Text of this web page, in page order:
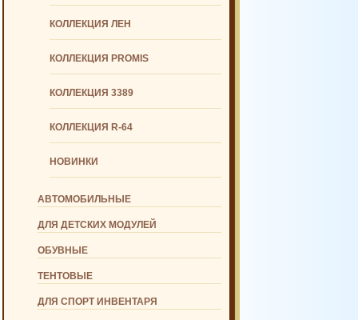
КОЛЛЕКЦИЯ ЛЕН
КОЛЛЕКЦИЯ PROMIS
КОЛЛЕКЦИЯ 3389
КОЛЛЕКЦИЯ R-64
НОВИНКИ
АВТОМОБИЛЬНЫЕ
ДЛЯ ДЕТСКИХ МОДУЛЕЙ
ОБУВНЫЕ
ТЕНТОВЫЕ
ДЛЯ СПОРТ ИНВЕНТАРЯ